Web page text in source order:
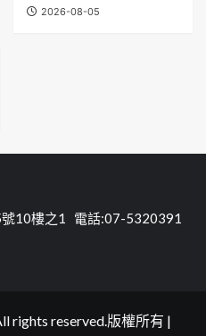
2026-08-05
10樓之1 電話:07-5320391
rights reserved.版權所有 |